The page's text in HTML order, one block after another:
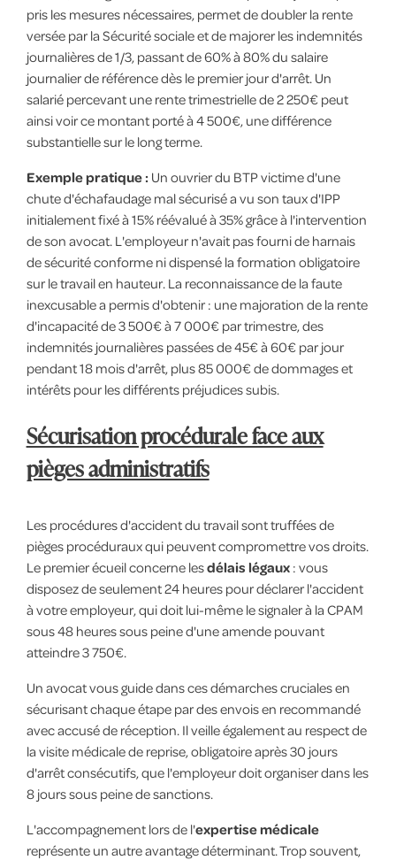
pris les mesures nécessaires, permet de doubler la rente
versée par la Sécurité sociale et de majorer les indemnités
journalières de 1/3, passant de 60% à 80% du salaire
journalier de référence dès le premier jour d'arrêt. Un
salarié percevant une rente trimestrielle de 2 250€ peut
ainsi voir ce montant porté à 4 500€, une différence
substantielle sur le long terme.
Exemple pratique :Un ouvrier du BTP victime d'une
chute d'échafaudage mal sécurisé a vu son taux d'IPP
initialement fixé à 15% réévalué à 35% grâce à l'intervention
de son avocat. L'employeur n'avait pas fourni de harnais
de sécurité conforme ni dispensé la formation obligatoire
sur le travail en hauteur. La reconnaissance de la faute
inexcusable a permis d'obtenir : une majoration de la rente
d'incapacité de 3 500€ à 7 000€ par trimestre, des
indemnités journalières passées de 45€ à 60€ par jour
pendant 18 mois d'arrêt, plus 85 000€ de dommages et
intérêts pour les différents préjudices subis.
Sécurisation procédurale face aux
pièges administratifs
Les procédures d'accident du travail sont truffées de
pièges procéduraux qui peuvent compromettre vos droits.
Le premier écueil concerne lesdélais légaux: vous
disposez de seulement 24 heures pour déclarer l'accident
à votre employeur, qui doit lui-même le signaler à la CPAM
sous 48 heures sous peine d'une amende pouvant
atteindre 3 750€.
Un avocat vous guide dans ces démarches cruciales en
sécurisant chaque étape par des envois en recommandé
avec accusé de réception. Il veille également au respect de
la visite médicale de reprise, obligatoire après 30 jours
d'arrêt consécutifs, que l'employeur doit organiser dans les
8 jours sous peine de sanctions.
L'accompagnement lors de l'expertise médicale
représente un autre avantage déterminant. Trop souvent,